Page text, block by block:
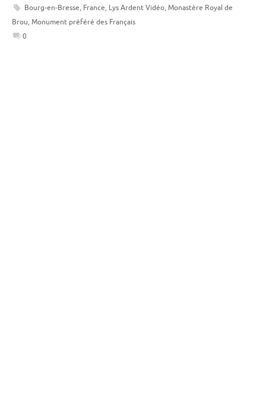
Bourg-en-Bresse, France, Lys Ardent Vidéo, Monastère Royal de
Brou, Monument préféré des Français
0